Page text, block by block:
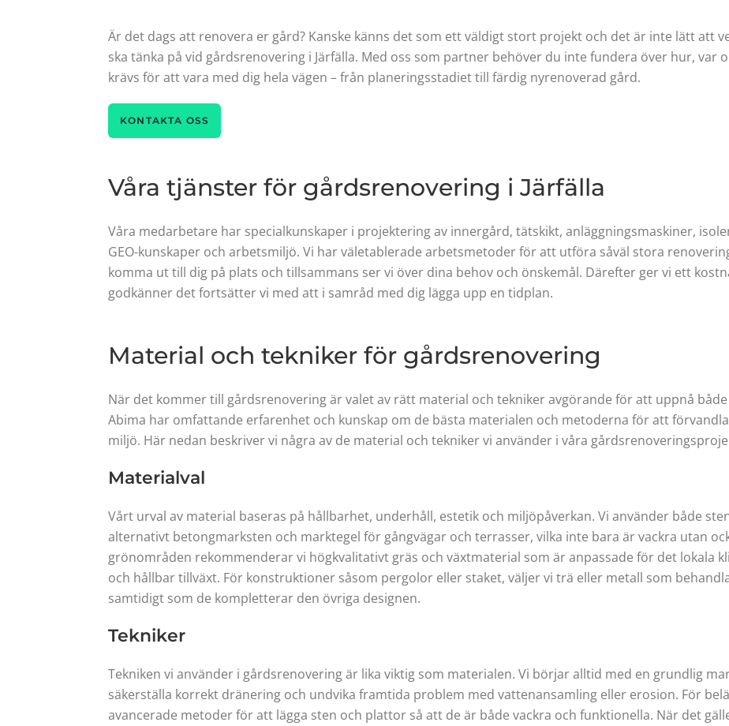
Är det dags att renovera er gård? Kanske känns det som ett väldigt stort projekt och det är inte lätt att
ska tänka på vid gårdsrenovering i Järfälla. Med oss som partner behöver du inte fundera över hur, var
krävs för att vara med dig hela vägen – från planeringsstadiet till färdig nyrenoverad gård.
KONTAKTA OSS
Våra tjänster för gårdsrenovering i Järfälla
Våra medarbetare har specialkunskaper i projektering av innergård, tätskikt, anläggningsmaskiner,
GEO-kunskaper och arbetsmiljö. Vi har väletablerade arbetsmetoder för att utföra såväl stora
komma ut till dig på plats och tillsammans ser vi över dina behov och önskemål. Därefter ger vi ett
godkänner det fortsätter vi med att i samråd med dig lägga upp en tidplan.
Material och tekniker för gårdsrenovering
När det kommer till gårdsrenovering är valet av rätt material och tekniker avgörande för att uppnå
Abima har omfattande erfarenhet och kunskap om de bästa materialen och metoderna för att
miljö. Här nedan beskriver vi några av de material och tekniker vi använder i våra
Materialval
Vårt urval av material baseras på hållbarhet, underhåll, estetik och miljöpåverkan. Vi använder både
alternativt betongmarksten och marktegel för gångvägar och terrasser, vilka inte bara är vackra utan
grönområden rekommenderar vi högkvalitativt gräs och växtmaterial som är anpassade för det lokala
och hållbar tillväxt. För konstruktioner såsom pergolor eller staket, väljer vi trä eller metall som
samtidigt som de kompletterar den övriga designen.
Tekniker
Tekniken vi använder i gårdsrenovering är lika viktig som materialen. Vi börjar alltid med en grundlig
säkerställa korrekt dränering och undvika framtida problem med vattenansamling eller erosion. För
avancerade metoder för att lägga sten och plattor så att de är både vackra och funktionella. När det